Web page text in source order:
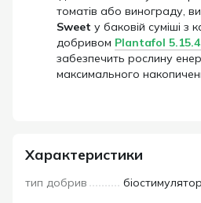
томатів або винограду,
Sweet у баковій суміші з
добривом Plantafol
забезпечить рослину
максимального
Характеристики
тип добрив